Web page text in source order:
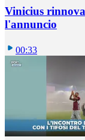
Vinicius
l'annuncio
00:33